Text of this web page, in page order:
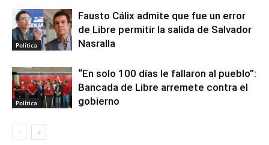
Política
Fausto Cálix admite que fue un error
de Libre permitir la salida de Salvador
Nasralla
Política
“En solo 100 días le fallaron al pueblo”:
Bancada de Libre arremete contra el
gobierno